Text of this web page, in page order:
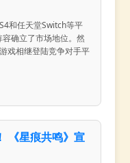
和任天堂Switch等平
确立了市场地位。然
戏相继登陆竞争对手平
《星痕共鸣》宣